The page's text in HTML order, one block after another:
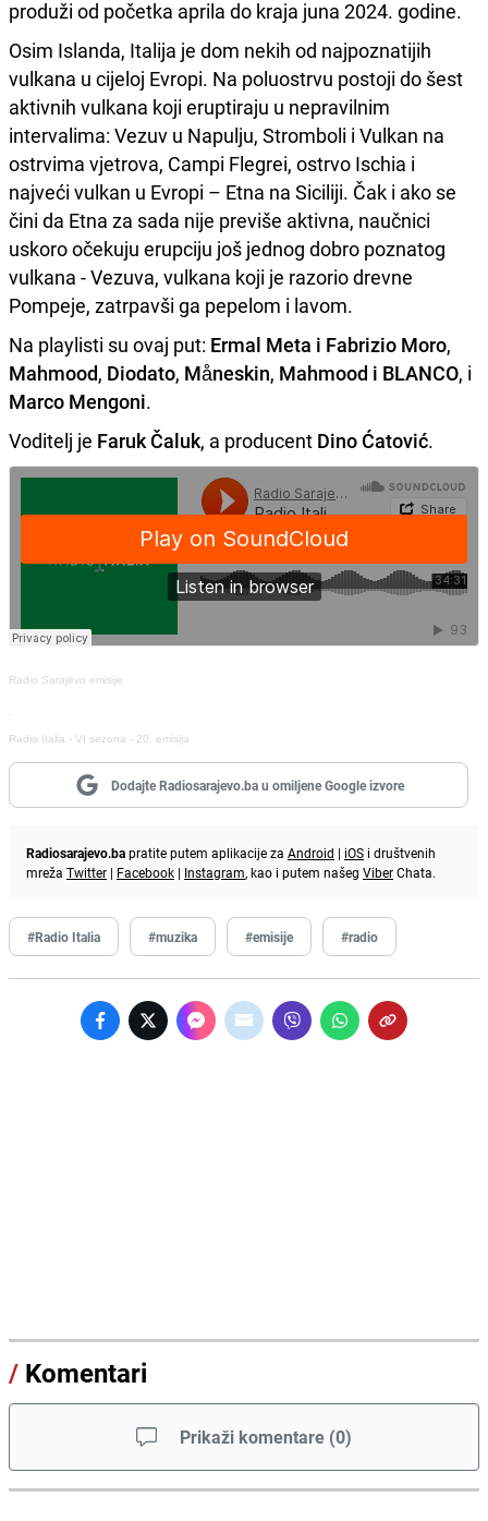
produži od početka aprila do kraja juna 2024. godine.
Osim Islanda, Italija je dom nekih od najpoznatijih
vulkana u cijeloj Evropi. Na poluostrvu postoji do šest
aktivnih vulkana koji eruptiraju u nepravilnim
intervalima: Vezuv u Napulju, Stromboli i Vulkan na
ostrvima vjetrova, Campi Flegrei, ostrvo Ischia i
najveći vulkan u Evropi – Etna na Siciliji. Čak i ako se
čini da Etna za sada nije previše aktivna, naučnici
uskoro očekuju erupciju još jednog dobro poznatog
vulkana - Vezuva, vulkana koji je razorio drevne
Pompeje, zatrpavši ga pepelom i lavom.
Na playlisti su ovaj put: Ermal Meta i Fabrizio Moro,
Mahmood, Diodato, Måneskin, Mahmood i BLANCO, i
Marco Mengoni.
Voditelj je Faruk Čaluk, a producent Dino Ćatović.
Radio Sarajevo emisije
·
Radio Italia - VI sezona - 20. emisija
Dodajte Radiosarajevo.ba u omiljene Google izvore
Radiosarajevo.bapratite putem aplikacije za Android | iOS i društvenih
mreža Twitter | Facebook | Instagram, kao i putem našeg ViberChata.
#Radio Italia #muzika #emisije #radio
/ Komentari
Prikaži komentare (0)